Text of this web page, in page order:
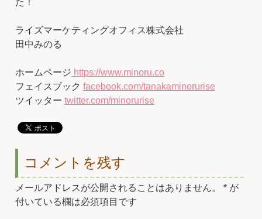
ライズマーケティングオフィス株式会社
田中みのる
ホームページ https://www.minoru.co
フェイスブックfacebook.com/tanakaminorurise
ツイッターtwitter.com/minorurise
コメントを残す
メールアドレスが公開されることはありません。 * が
付いている欄は必須項目です